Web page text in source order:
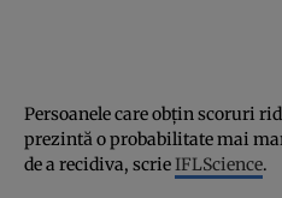
Persoanele care obțin scoruri
prezintă o probabilitate mai
de a recidiva, scrieIFLScience.